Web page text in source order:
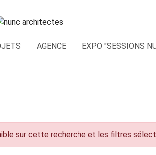
AGENCE EXPO "SESSIONS
sur cette recherche et les filtres